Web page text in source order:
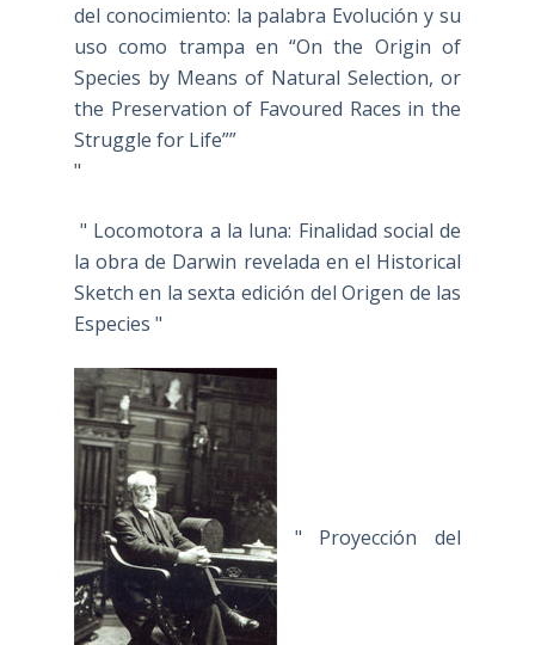
del conocimiento: la palabra Evolución y su
uso como trampa en “On the Origin of
Species by Means of Natural Selection, or
the Preservation of Favoured Races in the
Struggle for Life””
"
" Locomotora a la luna: Finalidad social de
la obra de Darwin revelada en el Historical
Sketch en la sexta edición del Origen de las
Especies "
" Proyección del